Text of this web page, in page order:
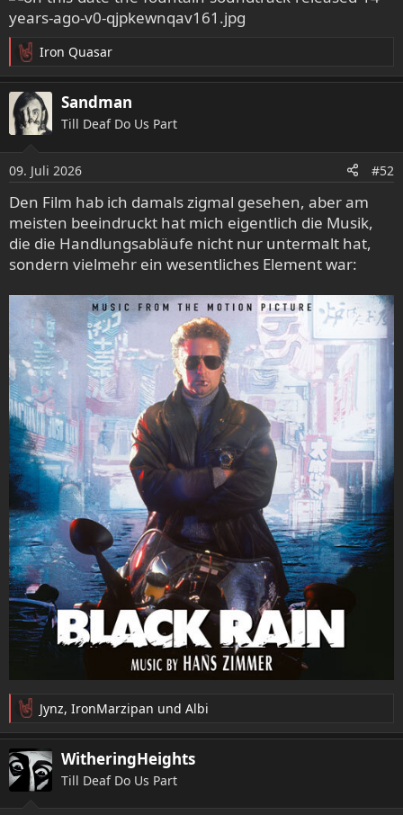
R
e
a
k
t
n
e
n
:
Iron Quasar
Sandman
Till Deaf Do Us Part
09. Juli 2026 #52
Den Film hab ich damals zigmal gesehen, aber am
meisten beeindruckt hat mich eigentlich die Musik,
die die Handlungsabläufe nicht nur untermalt hat,
sondern vielmehr ein wesentliches Element war:
R
e
a
k
t
Jynz, IronMarzipan und Albi
WitheringHeights
Till Deaf Do Us Part